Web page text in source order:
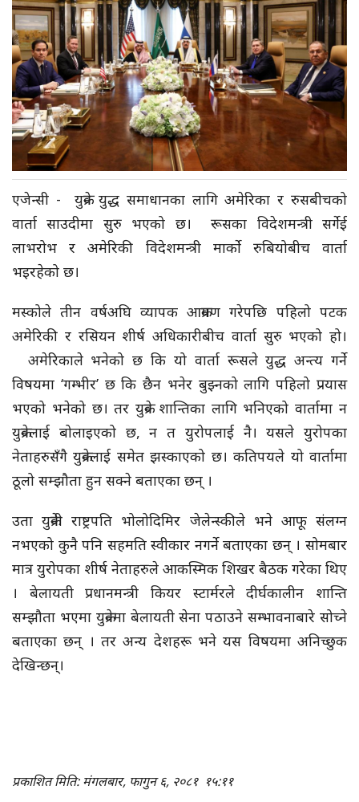
एजेन्सी - युक्रेन युद्ध समाधानका लागि अमेरिका र रुसबीचको
वार्ता साउदीमा सुरु भएको छ। रूसका विदेशमन्त्री सर्गेई
लाभरोभ र अमेरिकी विदेशमन्त्री मार्को रुबियोबीच वार्ता
भइरहेको छ।
मस्कोले तीन वर्षअघि व्यापक आक्रमण गरेपछि पहिलो पटक
अमेरिकी र रसियन शीर्ष अधिकारीबीच वार्ता सुरु भएको हो।
अमेरिकाले भनेको छ कि यो वार्ता रूसले युद्ध अन्त्य गर्ने
विषयमा ‘गम्भीर’ छ कि छैन भनेर बुझ्नको लागि पहिलो प्रयास
भएको भनेको छ। तर युक्रेन शान्तिका लागि भनिएको वार्तामा न
युक्रेनलाई बोलाइएको छ, न त युरोपलाई नै। यसले युरोपका
नेताहरुसँगै युक्रेनलाई समेत झस्काएको छ। कतिपयले यो वार्तामा
ठूलो सम्झौता हुन सक्ने बताएका छन् ।
उता युक्रेनी राष्ट्रपति भोलोदिमिर जेलेन्स्कीले भने आफू संलग्न
नभएको कुनै पनि सहमति स्वीकार नगर्ने बताएका छन् । सोमबार
मात्र युरोपका शीर्ष नेताहरुले आकस्मिक शिखर बैठक गरेका थिए
। बेलायती प्रधानमन्त्री कियर स्टार्मरले दीर्घकालीन शान्ति
सम्झौता भएमा युक्रेनमा बेलायती सेना पठाउने सम्भावनाबारे सोच्ने
बताएका छन् । तर अन्य देशहरू भने यस विषयमा अनिच्छुक
देखिन्छन्।
प्रकाशित मिति: मंगलबार, फागुन ६, २०८१ १५:११